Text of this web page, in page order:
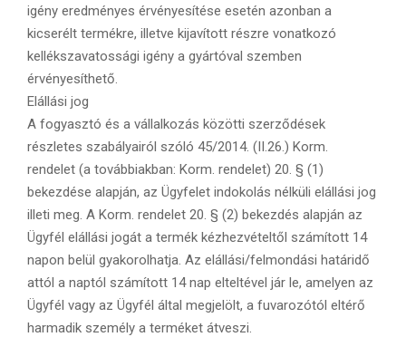
igény eredményes érvényesítése esetén azonban a
kicserélt termékre, illetve kijavított részre vonatkozó
kellékszavatossági igény a gyártóval szemben
érvényesíthető.
Elállási jog
A fogyasztó és a vállalkozás közötti szerződések
részletes szabályairól szóló 45/2014. (II.26.) Korm.
rendelet (a továbbiakban: Korm. rendelet) 20. § (1)
bekezdése alapján, az Ügyfelet indokolás nélküli elállási jog
illeti meg. A Korm. rendelet 20. § (2) bekezdés alapján az
Ügyfél elállási jogát a termék kézhezvételtől számított 14
napon belül gyakorolhatja. Az elállási/felmondási határidő
attól a naptól számított 14 nap elteltével jár le, amelyen az
Ügyfél vagy az Ügyfél által megjelölt, a fuvarozótól eltérő
harmadik személy a terméket átveszi.